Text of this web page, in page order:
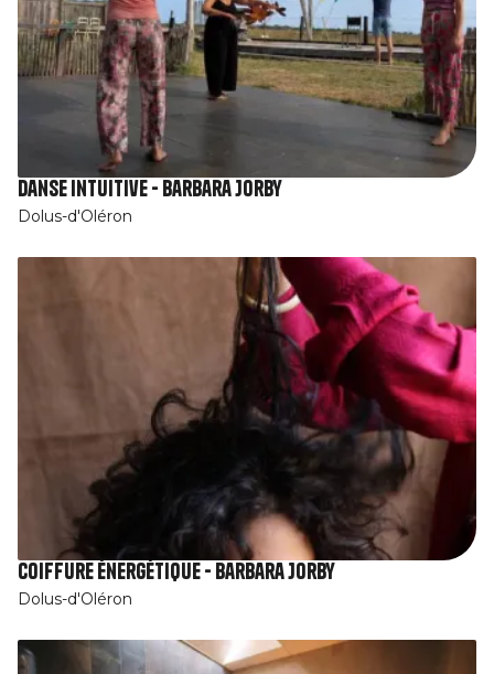
Danse intuitive - Barbara Jorby
Dolus-d'Oléron
Coiffure énergétique - Barbara Jorby
Dolus-d'Oléron